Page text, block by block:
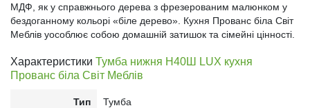
МДФ, як у справжнього дерева з фрезерованим малюнком у
бездоганному кольорі «біле дерево». Кухня Прованс біла Світ
Меблів уособлює собою домашній затишок та сімейні цінності.
Характеристики Тумба нижня Н40Ш LUX кухня
Прованс біла Світ Меблів
Тип Тумба